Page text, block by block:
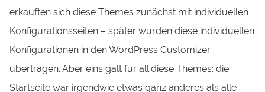
erkauften sich diese Themes zunächst mit individuellen
Konfigurationsseiten – später wurden diese individuellen
Konfigurationen in den WordPress Customizer
übertragen. Aber eins galt für all diese Themes: die
Startseite war irgendwie etwas ganz anderes als alle